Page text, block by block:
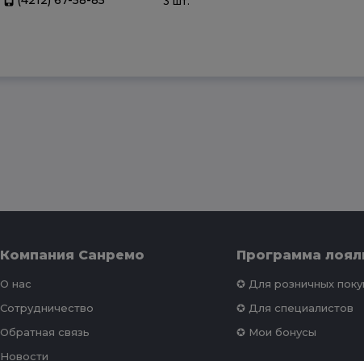
Компания Санремо
О нас
Сотрудничество
Обратная связь
Новости
Программа
✪ Для розничных
✪ Для специалистов
✪ Мои бонусы